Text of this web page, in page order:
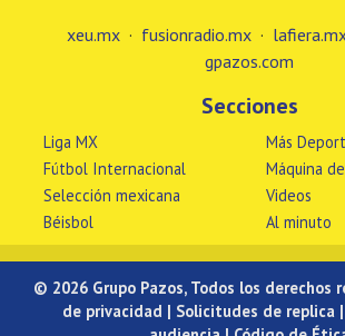
xeu.mx · fusionradio.mx ·
gpazos.com
Secciones
Liga MX
Fútbol Internacional
Selección mexicana
Béisbol
Más
Máquina
Videos
Al minuto
© 2026 Grupo Pazos, Todos los derechos
de privacidad | Solicitudes de replica|